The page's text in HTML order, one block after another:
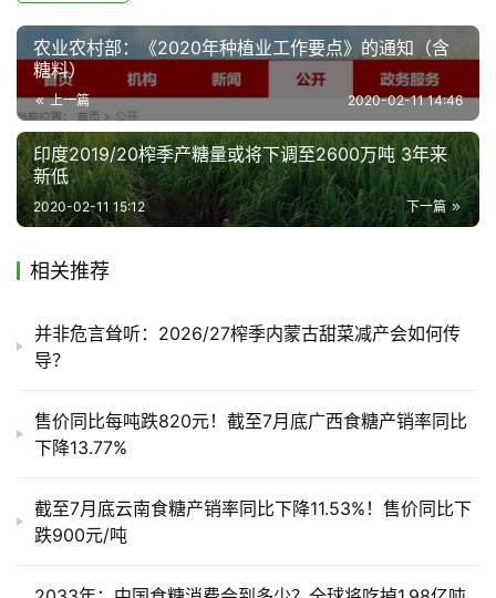
区
频
道
产
业
链
销
储
农业农村部：《2020年种植业工作要点》的通知（含
糖料）
上一篇 2020-02-11 14:46
印度2019/20榨季产糖量或将下调至2600万吨 3年来
新低
下一篇
2020-02-11 15:12
相关推荐
并非危言耸听：2026/27榨季内蒙古甜菜减产会如何传
导？
售价同比每吨跌820元！截至7月底广西食糖产销率同比
下降13.77%
截至7月底云南食糖产销率同比下降11.53%！售价同比下
跌900元/吨